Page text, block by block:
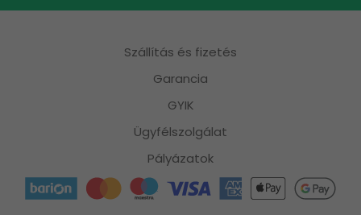
Szállítás és fizetés
Garancia
GYIK
Ügyfélszolgálat
Pályázatok